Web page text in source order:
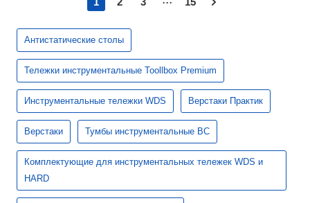
Антистатические столы
Тележки инструментальные Toollbox Premium
Инструментальные тележки WDS Верстаки Практик
Верстаки Тумбы инструментальные ВС
Комплектующие для инструментальных тележек WDS и
HARD